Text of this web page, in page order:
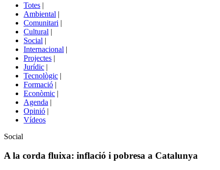
portals
Totes |
Ambiental |
Comunitari |
Cultural |
Social |
Internacional |
Projectes |
Jurídic |
Tecnològic |
Formació |
Econòmic |
Agenda |
Opinió |
Vídeos
Àmbit
la
Social
A la corda fluixa: inflació i pobresa a Catalunya